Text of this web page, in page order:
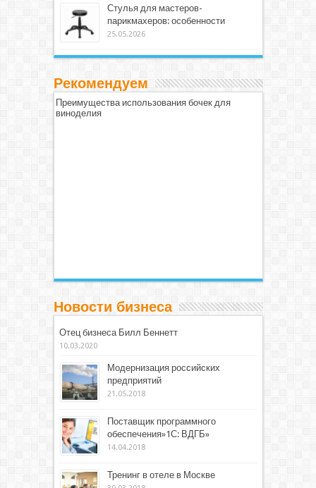
Стулья для мастеров-
парикмахеров: особенности
25.05.2026
Рекомендуем
Преимущества использования бочек для
виноделия
Новости бизнеса
Отец бизнеса Билл Беннетт
10.03.2020
Модернизация российских
предприятий
21.05.2018
Поставщик программного
обеспечения»1С: ВДГБ»
14.04.2018
Тренинг в отеле в Москве